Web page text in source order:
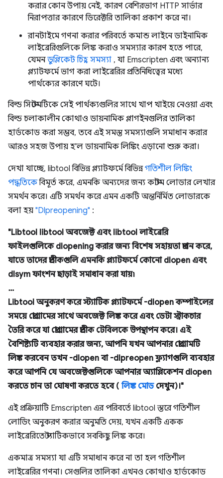
করার কোন উপায় নেই, কারণ বেশিরভাগ HTTP সার্ভার
নিরাপত্তার কারণে ডিরেক্টরি তালিকা প্রকাশ করে না।
রানটাইমে গণনা করার পরিবর্তে কমান্ড লাইনে ডাইনামিক
লাইব্রেরিগুলিকে লিঙ্ক করাও সমস্যার কারণ হতে পারে,
যেমনডুপ্লিকেট চিহ্ন সমস্যা , যা Emscripten এবং অন্যান্য
প্ল্যাটফর্মে ভাগ করা লাইব্রেরির প্রতিনিধিত্বের মধ্যে
পার্থক্যের কারণে ঘটে।
বিল্ড সিস্টেমটিকে সেই পার্থক্যগুলির সাথে খাপ খাইয়ে নেওয়া এবং
বিল্ড চলাকালীন কোথাও ডায়নামিক প্লাগইনগুলির তালিকা
হার্ডকোড করা সম্ভব, তবে এই সমস্ত সমস্যাগুলি সমাধান করার
আরও সহজ উপায় হ'ল ডায়নামিক লিঙ্কিং এড়ানো শুরু করা।
দেখা যাচ্ছে, libtool বিভিন্ন প্ল্যাটফর্মে বিভিন্নগতিশীল লিঙ্কিং
পদ্ধতিকেবিমূর্ত করে, এমনকি অন্যদের জন্য কাস্টম লোডার লেখার
সমর্থন করে। এটি সমর্থন করে এমন একটি অন্তর্নির্মিত লোডারকে
বলা হয় "Dlpreopening" :
"Libtool libtool অবজেক্ট এবং libtool লাইব্রেরি
ফাইলগুলিকে dlopening করার জন্য বিশেষ সহায়তা প্রদান করে,
যাতে তাদের প্রতীকগুলি এমনকি প্ল্যাটফর্মে কোনো dlopen এবং
dlsym ফাংশন ছাড়াই সমাধান করা যায়৷
…
Libtool অনুকরণ করে স্ট্যাটিক প্ল্যাটফর্মে -dlopen কম্পাইলের
সময়ে প্রোগ্রামের সাথে অবজেক্ট লিঙ্ক করে এবং ডেটা স্ট্রাকচার
তৈরি করে যা প্রোগ্রামের প্রতীক টেবিলকে উপস্থাপন করে। এই
বৈশিষ্ট্যটি ব্যবহার করার জন্য, আপনি যখন আপনার প্রোগ্রামটি
লিঙ্ক করবেন তখন -dlopen বা -dlpreopen ফ্ল্যাগগুলি ব্যবহার
করে আপনি যে অবজেক্টগুলিকে আপনার অ্যাপ্লিকেশন dlopen
করতে চান তা ঘোষণা করতে হবে (লিঙ্ক মোডদেখুন)।"
এই প্রক্রিয়াটি Emscripten এর পরিবর্তে libtool স্তরে গতিশীল
লোডিং অনুকরণ করার অনুমতি দেয়, যখন একটি একক
লাইব্রেরিতে স্ট্যাটিকভাবে সবকিছু লিঙ্ক করে।
একমাত্র সমস্যা যা এটি সমাধান করে না তা হল গতিশীল
লাইব্রেরির গণনা। সেগুলির তালিকা এখনও কোথাও হার্ডকোড